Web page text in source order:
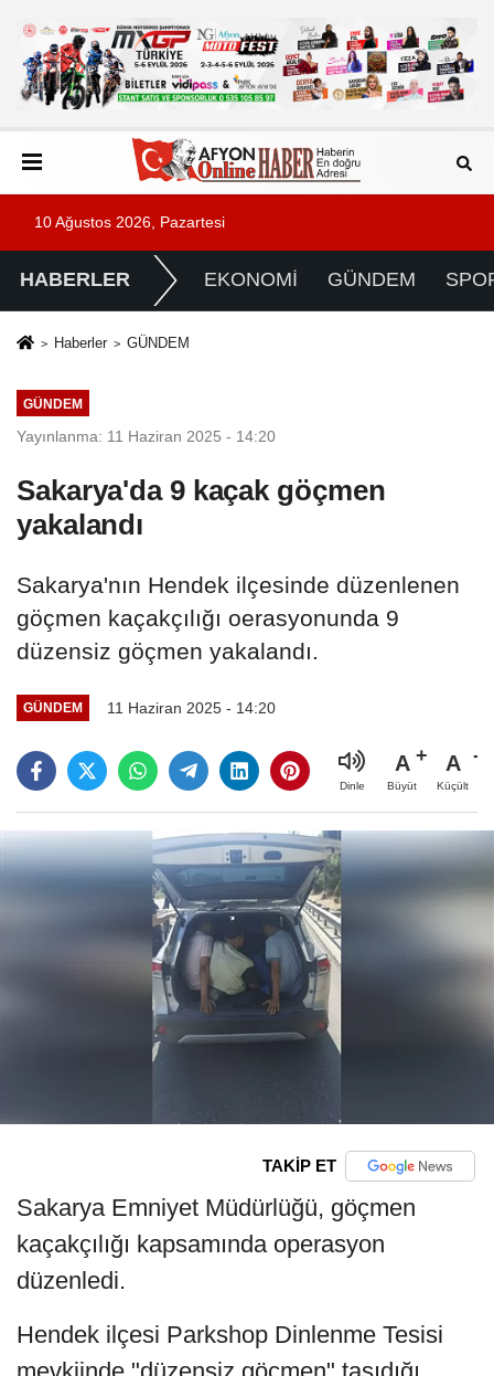
10 Ağustos 2026, Pazartesi
HABERLER EKONOMİ GÜNDEM
Haberler GÜNDEM
GÜNDEM
Yayınlanma: 11 Haziran 2025 - 14:20
Sakarya'da 9 kaçak göçmen
yakalandı
Sakarya'nın Hendek ilçesinde düzenlenen
göçmen kaçakçılığı oerasyonunda 9
düzensiz göçmen yakalandı.
GÜNDEM 11 Haziran 2025 - 14:20
Dinle
A
Büyüt
A
Küçült
TAKİP ET
Sakarya Emniyet Müdürlüğü, göçmen
kaçakçılığı kapsamında operasyon
düzenledi.
Hendek ilçesi Parkshop Dinlenme Tesisi